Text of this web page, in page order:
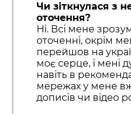
Чи зіткнулася з
оточення?
Ні. Всі мене
оточенні, окрім
перейшов на
моє серце, і мені
навіть в
мережах у мене
дописів чи відео